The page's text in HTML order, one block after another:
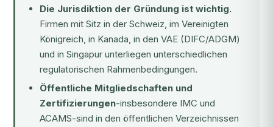
Die Jurisdiktion der Gründung ist wichtig.
Firmen mit Sitz in der Schweiz, im Vereinigten
Königreich, in Kanada, in den VAE (DIFC/ADGM)
und in Singapur unterliegen unterschiedlichen
regulatorischen Rahmenbedingungen.
Öffentliche Mitgliedschaften und
Zertifizierungen-insbesondere IMC und
ACAMS-sind in den öffentlichen Verzeichnissen